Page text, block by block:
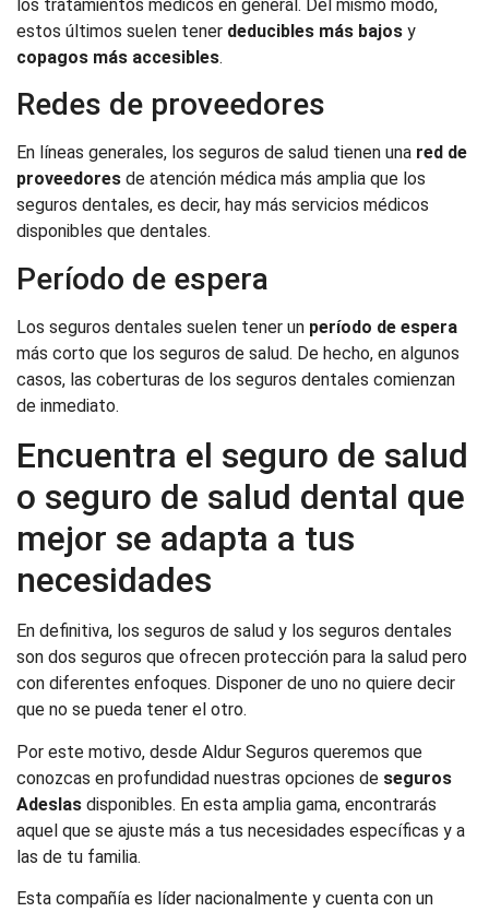
los tratamientos médicos en general. Del mismo modo,
estos últimos suelen tener deducibles más bajos y
copagos más accesibles.
Redes de proveedores
En líneas generales, los seguros de salud tienen una red de
proveedores de atención médica más amplia que los
seguros dentales, es decir, hay más servicios médicos
disponibles que dentales.
Período de espera
Los seguros dentales suelen tener un período de espera
más corto que los seguros de salud. De hecho, en algunos
casos, las coberturas de los seguros dentales comienzan
de inmediato.
Encuentra el seguro de salud
o seguro de salud dental que
mejor se adapta a tus
necesidades
En definitiva, los seguros de salud y los seguros dentales
son dos seguros que ofrecen protección para la salud pero
con diferentes enfoques. Disponer de uno no quiere decir
que no se pueda tener el otro.
Por este motivo, desde Aldur Seguros queremos que
conozcas en profundidad nuestras opciones de seguros
Adeslas disponibles. En esta amplia gama, encontrarás
aquel que se ajuste más a tus necesidades específicas y a
las de tu familia.
Esta compañía es líder nacionalmente y cuenta con un